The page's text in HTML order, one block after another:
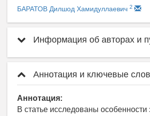
БАРАТОВ Дилшод Хамидуллаевич 2
Информация об авторах и
Аннотация и ключевые
Аннотация:
В статье исследованы особенности